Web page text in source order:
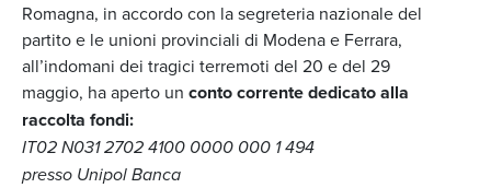
Romagna, in accordo con la segreteria nazionale del
partito e le unioni provinciali di Modena e Ferrara,
all’indomani dei tragici terremoti del 20 e del 29
maggio, ha aperto un conto corrente dedicato alla
raccolta fondi:
IT02 N031 2702 4100 0000 000 1 494
presso Unipol Banca